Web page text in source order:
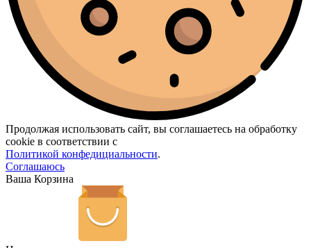
Продолжая использовать сайт, вы соглашаетесь на обработку
cookie в соответствии с
Политикой конфедициальности.
Соглашаюсь
Ваша Корзина